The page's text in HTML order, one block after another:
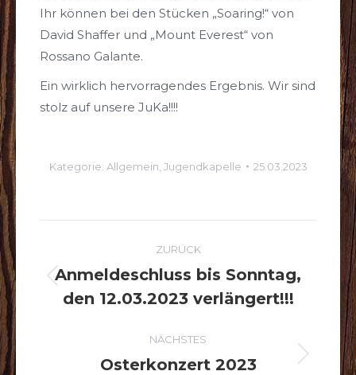
Ihr können bei den Stücken „Soaring!“ von
David Shaffer und „Mount Everest“ von
Rossano Galante.
Ein wirklich hervorragendes Ergebnis. Wir sind
stolz auf unsere JuKa!!!!
Kategorie: Allgemein Jugendkapelle 25.03.2023
ZURÜCK
Vorheriger
Beitrag:
Anmeldeschluss bis Sonntag,
den 12.03.2023 verlängert!!!
NÄCHSTES
Nächster
Osterkonzert 2023